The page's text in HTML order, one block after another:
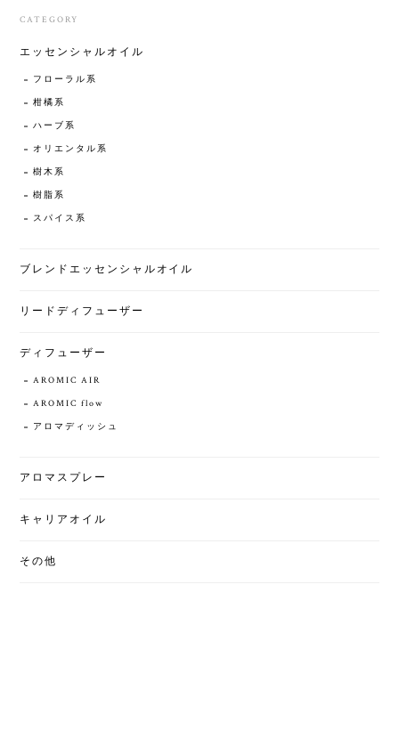
CATEGORY
エッセンシャルオイル
フローラル系
柑橘系
ハーブ系
オリエンタル系
樹木系
樹脂系
スパイス系
ブレンドエッセンシャルオイル
リードディフューザー
ディフューザー
AROMIC AIR
AROMIC flow
アロマディッシュ
アロマスプレー
キャリアオイル
その他